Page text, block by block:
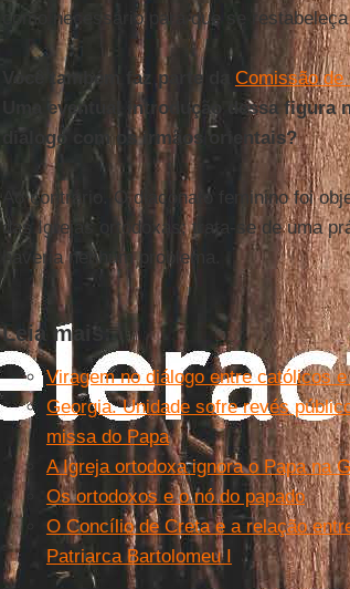
como necessário para que se
Você também faz parte da Comissão de
Uma eventual introdução dessa
diálogo com os irmãos orientais?
Ao contrário. O diaconato feminino foi
das Igrejas ortodoxas; trata-se de uma
haveria nenhum problema.
Leia mais:
Viragem no diálogo entre católicos
Georgia. Unidade sofre revés
missa do Papa
A Igreja ortodoxa ignora o Papa na
Os ortodoxos e o nó do papado
O Concílio de Creta e a relação
Patriarca Bartolomeu I